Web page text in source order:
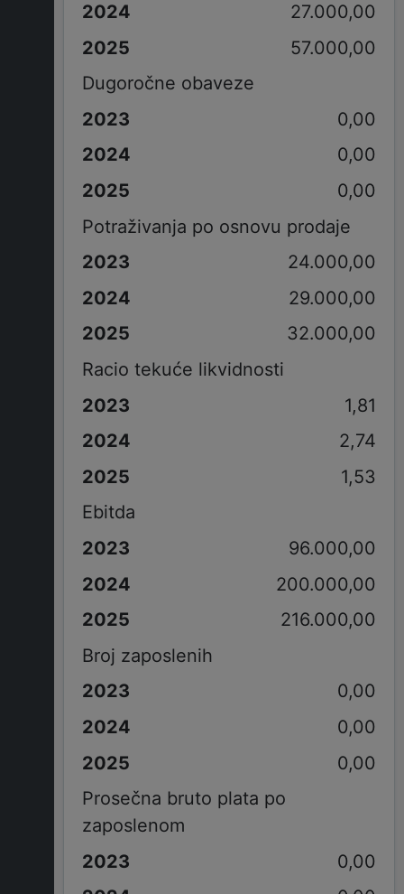
27.000,00
57.000,00
Dugoročne obaveze
0,00
0,00
0,00
Potraživanja po osnovu prodaje
24.000,00
29.000,00
32.000,00
Racio tekuće likvidnosti
1,81
2,74
1,53
Ebitda
96.000,00
200.000,00
216.000,00
Broj zaposlenih
0,00
0,00
0,00
Prosečna bruto plata po
zaposlenom
0,00